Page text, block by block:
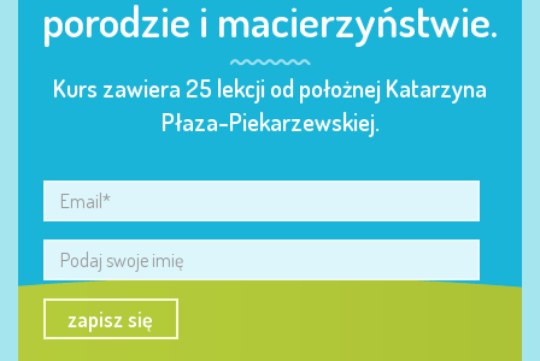
porodzie i macierzyństwie.
Kurs zawiera 25 lekcji od położnej Katarzyna
Płaza-Piekarzewskiej.
zapisz się